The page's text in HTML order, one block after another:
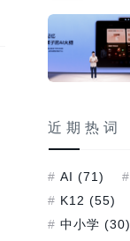
近期热词
AI (71)
K12 (55)
中小学 (30)